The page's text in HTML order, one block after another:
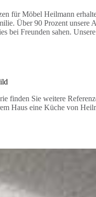
für Möbel Heilmann
Über 90 Prozent unsere
bei Freunden sahen.
finden Sie weitere
Haus eine Küche von